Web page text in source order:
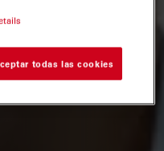
todas las cookies